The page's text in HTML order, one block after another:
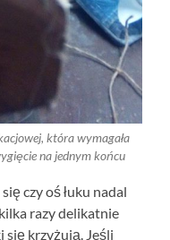
która wymagała
na jednym końcu
czy oś łuku nadal
razy delikatnie
się krzyżują. Jeśli